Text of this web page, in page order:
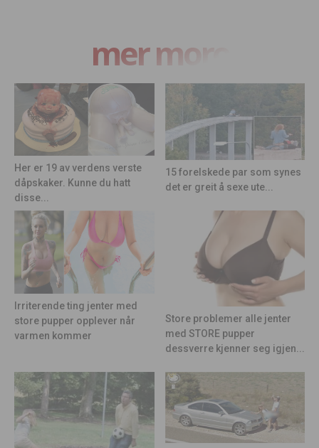
mer moro
Her er 19 av verdens verste
dåpskaker. Kunne du hatt
disse...
15 forelskede par som synes
det er greit å sexe ute...
Irriterende ting jenter med
store pupper opplever når
varmen kommer
Store problemer alle jenter
med STORE pupper
dessverre kjenner seg igjen...